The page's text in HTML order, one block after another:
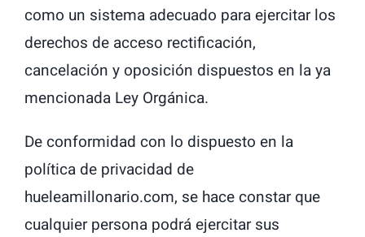
como un sistema adecuado para ejercitar los
derechos de acceso rectificación,
cancelación y oposición dispuestos en la ya
mencionada Ley Orgánica.
De conformidad con lo dispuesto en la
política de privacidad de
hueleamillonario.com, se hace constar que
cualquier persona podrá ejercitar sus